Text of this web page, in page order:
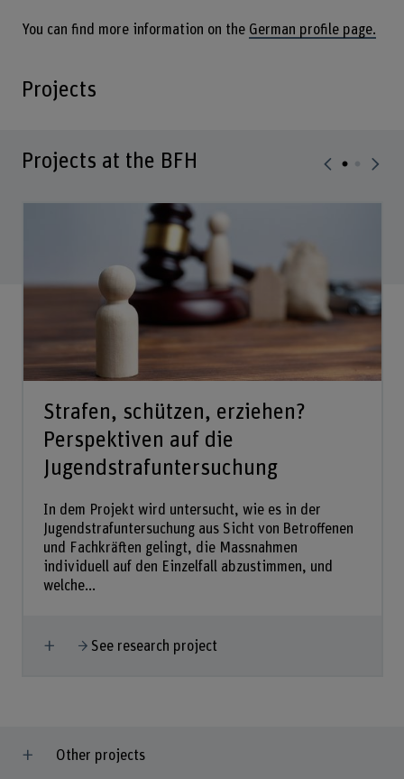
You can find more information on the German profile page.
Projects
Projects at the BFH
Strafen, schützen, erziehen?
Perspektiven auf die
Jugendstrafuntersuchung
In dem Projekt wird untersucht, wie es in der
Jugendstrafuntersuchung aus Sicht von Betroffenen
und Fachkräften gelingt, die Massnahmen
individuell auf den Einzelfall abzustimmen, und
welche...
Show more
See research project
Other projects